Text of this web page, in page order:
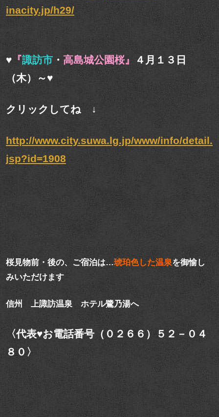
inacity.jp/h29/
♥ 『諏訪市 ・ 高島城公園桜』
４月１３日
（木）～♥
クリックしてね ↓
http://www.city.suwa.lg.jp/www/info/detail.
jsp?id=1908
桜見物前・後の、ご宿泊は…琥珀色した温泉を御愉し
みいただけます
信州 上諏訪温泉 ホテル鷺乃湯へ
〈代表♥お電話番号（０２６６）５２－０４
８０〉